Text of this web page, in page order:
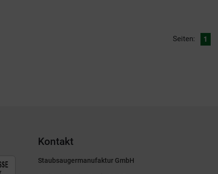
Seiten: 1
Kontakt
Staubsaugermanufaktur GmbH